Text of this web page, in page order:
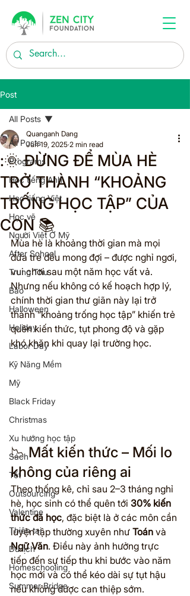
Post
All Posts
Programs
Học tiếng Anh
Học tiếng Việt
Học vẽ
Người Việt Ở Mỹ
After School
Trung Thu
Bão
Halloween
Holiday
Labor Day
Kỹ Năng Mềm
Mỹ
Black Friday
Christmas
Xu hướng học tập
Sách
Tết
Outsourcing
Valentine
Thiên tai
Du lịch
Homeschooling
Summer Bridge
All Posts
:🌞 ĐỪNG ĐỂ MÙA HÈ
TRỞ THÀNH “KHOẢNG
TRỐNG HỌC TẬP” CỦA
CON 📚
Quanganh Dang
Jun 19, 2025 2 min read
Mùa hè là khoảng thời gian mà mọi
đứa trẻ đều mong đợi – được nghỉ ngơi,
vui chơi sau một năm học vất vả.
Nhưng nếu không có kế hoạch hợp lý,
chính thời gian thư giãn này lại trở
thành “khoảng trống học tập” khiến trẻ
quên kiến thức, tụt phong độ và gặp
khó khăn khi quay lại trường học.
📉 Mất kiến thức – Mối lo
không của riêng ai
Theo thống kê, chỉ sau 2–3 tháng nghỉ
hè, học sinh có thể quên tới 30% kiến
thức đã học, đặc biệt là ở các môn cần
luyện tập thường xuyên như Toán và
Ngữ Văn. Điều này ảnh hưởng trực
tiếp đến sự tiếp thu khi bước vào năm
học mới và có thể kéo dài sự tụt hậu
nếu không được can thiệp sớm.